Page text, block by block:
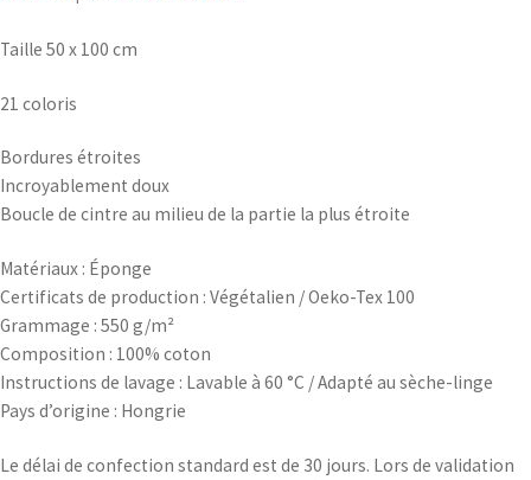
Taille 50 x 100 cm
21 coloris
Bordures étroites
Incroyablement doux
Boucle de cintre au milieu de la partie la plus étroite
Matériaux : Éponge
Certificats de production : Végétalien / Oeko-Tex 100
Grammage : 550 g/m²
Composition : 100% coton
Instructions de lavage : Lavable à 60 °C / Adapté au sèche-linge
Pays d’origine : Hongrie
Le délai de confection standard est de 30 jours. Lors de validation